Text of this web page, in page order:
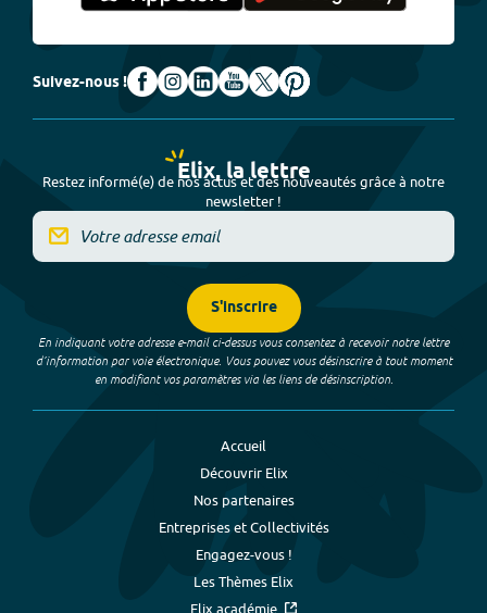
Suivez-nous !
Elix, la lettre
Restez informé(e) de nos actus et des nouveautés grâce à notre
newsletter !
S'inscrire
En indiquant votre adresse e-mail ci-dessus vous consentez à recevoir notre lettre
d’information par voie électronique. Vous pouvez vous désinscrire à tout moment
en modifiant vos paramètres via les liens de désinscription.
Accueil
Découvrir Elix
Nos partenaires
Entreprises et Collectivités
Engagez-vous !
Les Thèmes Elix
Elix académie